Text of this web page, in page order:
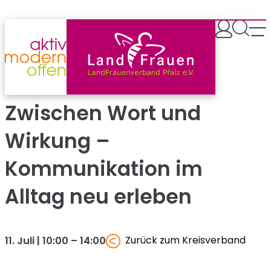
springen
Zwischen Wort und
Wirkung –
Kommunikation im
Alltag neu erleben
11. Juli | 10:00 – 14:00 Zurück zum Kreisverband